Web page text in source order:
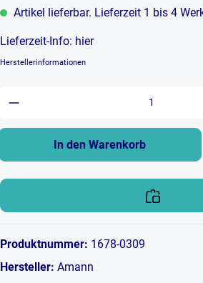
Artikel lieferbar. Lieferzeit 1 bis 4
Lieferzeit-Info: hier
Herstellerinformationen
Anzahl: Gib den
In den Warenkorb
Produktnummer: 1678-0309
Hersteller: Amann